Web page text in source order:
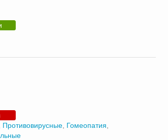
Противовирусные Гомеопатия